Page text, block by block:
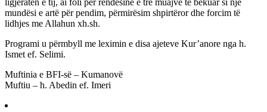
mundësi e artë për pendim, përmirësim shpirtëror dhe forcim të
lidhjes me Allahun xh.sh.
Programi u përmbyll me leximin e disa ajeteve Kur’anore nga h.
Ismet ef. Selimi.
Muftinia e BFI-së – Kumanovë
Muftiu – h. Abedin ef. Imeri